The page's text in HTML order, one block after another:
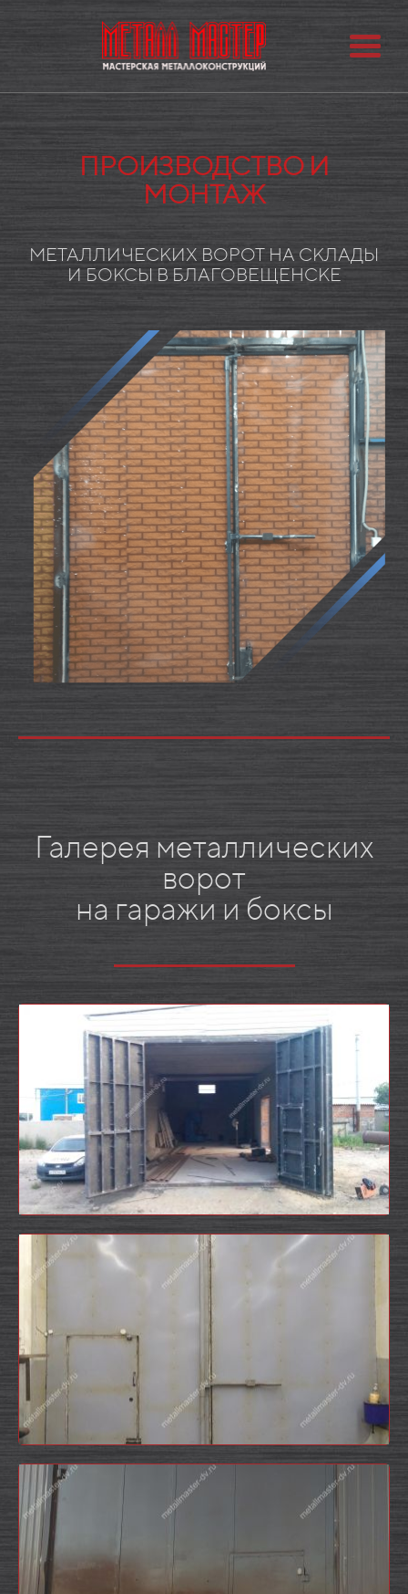
ПРОИЗВОДСТВО И
МОНТАЖ
МЕТАЛЛИЧЕСКИХ ВОРОТ НА СКЛАДЫ
И БОКСЫ В БЛАГОВЕЩЕНСКЕ
Галерея металлических
ворот
на гаражи и боксы